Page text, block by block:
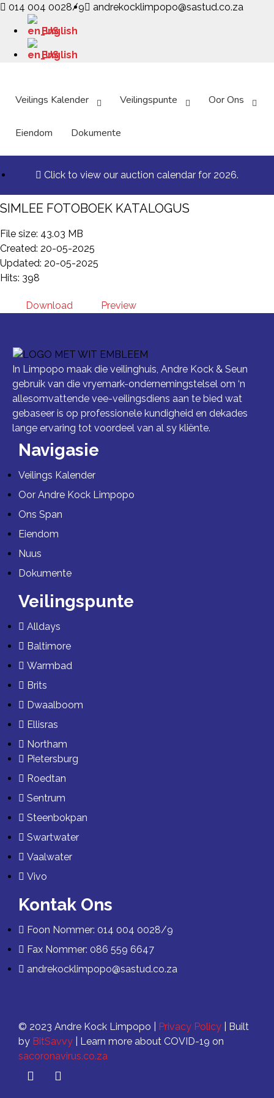
014 004 0028/9 andrekocklimpopo@sastud.co.za
English
English
Veilings Kalender Veilingspunte Oor Ons
Eiendom Dokumente
Click to view our auction calendar for 2026.
SIMLEE FOTOBOEK KATALOGUS
File size: 43.03 MB
Created: 20-05-2025
Updated: 20-05-2025
Hits: 398
Download Preview
In Limpopo maak die veilinghuis, Andre Kock & Seun
gebruik van die vryemark-ondernemingstelsel om ‘n
allesomvattende vee-veilingsdiens aan te bied wat
gebaseer is op professionele kundigheid en dekades
lange ervaring tot voordeel van al sy kliënte.
Navigasie
Veilings Kalender
Oor Andre Kock Limpopo
Ons Span
Eiendom
Nuus
Dokumente
Veilingspunte
Alldays
Baltimore
Warmbad
Brits
Dwaalboom
Ellisras
Northam
Pietersburg
Roedtan
Sentrum
Steenbokpan
Swartwater
Vaalwater
Vivo
Kontak Ons
Foon Nommer: 014 004 0028/9
Fax Nommer: 086 559 6647
andrekocklimpopo@sastud.co.za
© 2023 Andre Kock Limpopo | Privacy Policy | Built
by BitSavvy | Learn more about COVID-19 on
sacoronavirus.co.za